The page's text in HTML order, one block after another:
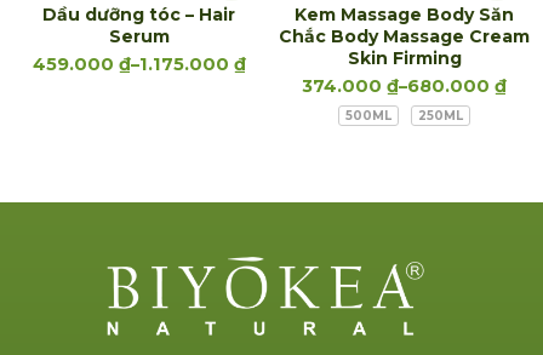
Dầu dưỡng tóc – Hair
Serum
459.000 ₫–1.175.000 ₫
Kem Massage Body Săn
Chắc Body Massage Cream
Skin Firming
374.000 ₫–680.000 ₫
500ML 250ML